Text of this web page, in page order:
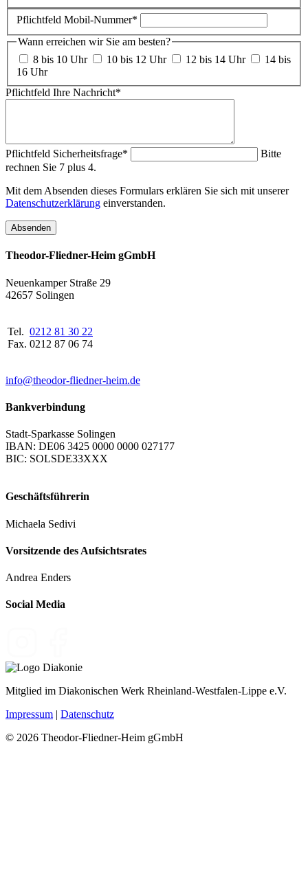
Pflichtfeld Mobil-Nummer*
Wann erreichen wir Sie am besten?
8 bis 10 Uhr
10 bis 12 Uhr 12 bis 14 Uhr
14 bis
16 Uhr
Pflichtfeld Ihre Nachricht*
Pflichtfeld Sicherheitsfrage*
Bitte
rechnen Sie 7 plus 4.
Mit dem Absenden dieses Formulars erklären Sie sich mit unserer
Datenschutzerklärung einverstanden.
Absenden
Theodor-Fliedner-Heim gGmbH
Neuenkamper Straße 29
42657 Solingen
Tel.
Fax.
0212 81 30 22
0212 87 06 74
info@theodor-fliedner-heim.de
Bankverbindung
Stadt-Sparkasse Solingen
IBAN: DE06 3425 0000 0000 027177
BIC: SOLSDE33XXX
Geschäftsführerin
Michaela Sedivi
Vorsitzende des Aufsichtsrates
Andrea Enders
Social Media
Mitglied im Diakonischen Werk Rheinland-Westfalen-Lippe e.V.
Impressum | Datenschutz
© 2026 Theodor-Fliedner-Heim gGmbH